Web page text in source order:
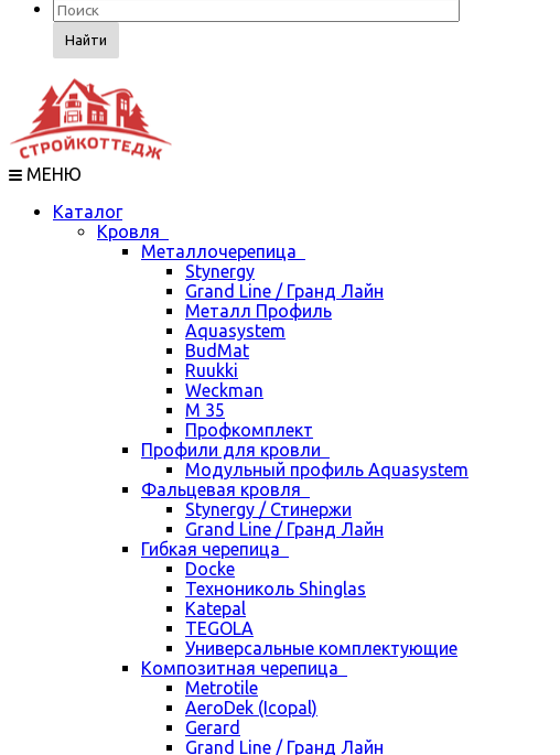
Найти
МЕНЮ
Каталог
Кровля
Металлочерепица
Stynergy
Grand Line / Гранд Лайн
Металл Профиль
Aquasystem
BudMat
Ruukki
Weckman
М 35
Профкомплект
Профили для кровли
Модульный профиль Aquasystem
Фальцевая кровля
Stynergy / Стинержи
Grand Line / Гранд Лайн
Гибкая черепица
Docke
Технониколь Shinglas
Katepal
TEGOLA
Универсальные комплектующие
Композитная черепица
Metrotile
AeroDek (Icopal)
Gerard
Grand Line / Гранд Лайн